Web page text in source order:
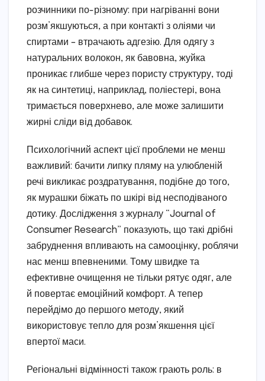
розчинники по-різному: при нагріванні вони
розм’якшуються, а при контакті з оліями чи
спиртами – втрачають адгезію. Для одягу з
натуральних волокон, як бавовна, жуйка
проникає глибше через пористу структуру, тоді
як на синтетиці, наприклад, поліестері, вона
тримається поверхнево, але може залишити
жирні сліди від добавок.
Психологічний аспект цієї проблеми не менш
важливий: бачити липку пляму на улюбленій
речі викликає роздратування, подібне до того,
як мурашки біжать по шкірі від несподіваного
дотику. Дослідження з журналу “Journal of
Consumer Research” показують, що такі дрібні
забруднення впливають на самооцінку, роблячи
нас менш впевненими. Тому швидке та
ефективне очищення не тільки рятує одяг, але
й повертає емоційний комфорт. А тепер
перейдімо до першого методу, який
використовує тепло для розм’якшення цієї
впертої маси.
Регіональні відмінності також грають роль: в